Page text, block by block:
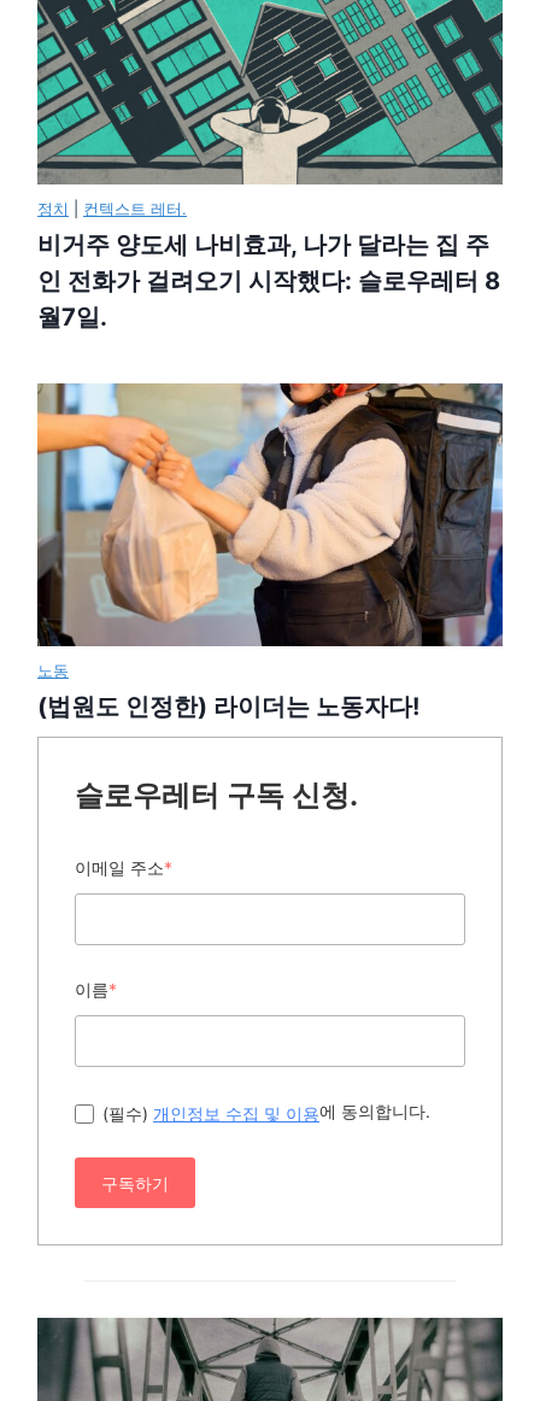
정치 컨텍스트 레터.
비거주 양도세 나비효과, 나가 달라는 집 주
인 전화가 걸려오기 시작했다: 슬로우레터 8
월7일.
노동
(법원도 인정한) 라이더는 노동자다!
슬로우레터 구독 신청.
이메일 주소*
이름*
(필수) 개인정보 수집 및 이용에 동의합니다.
구독하기